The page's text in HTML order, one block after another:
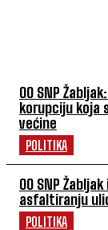
OO SNP
korupciju koja
većine
POLITIKA
OO SNP
asfaltiranju
POLITIKA